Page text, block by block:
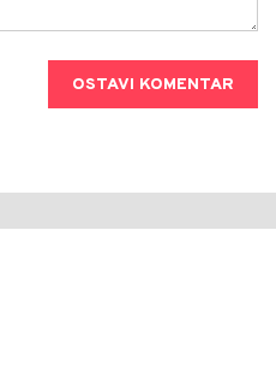
OSTAVI KOMENTAR